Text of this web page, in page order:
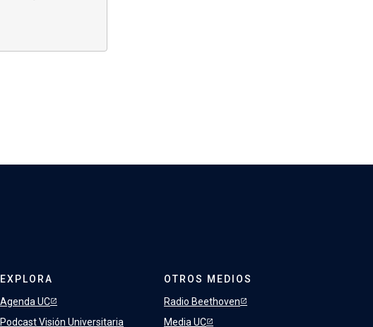
EXPLORA
Agenda UC
Podcast Visión Universitaria
OTROS MEDIOS
Radio Beethoven
Media UC